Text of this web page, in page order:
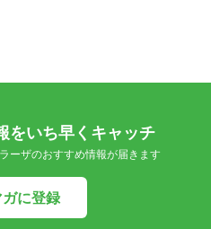
をいち早くキャッチ
ーザのおすすめ情報が届きます
ガに登録